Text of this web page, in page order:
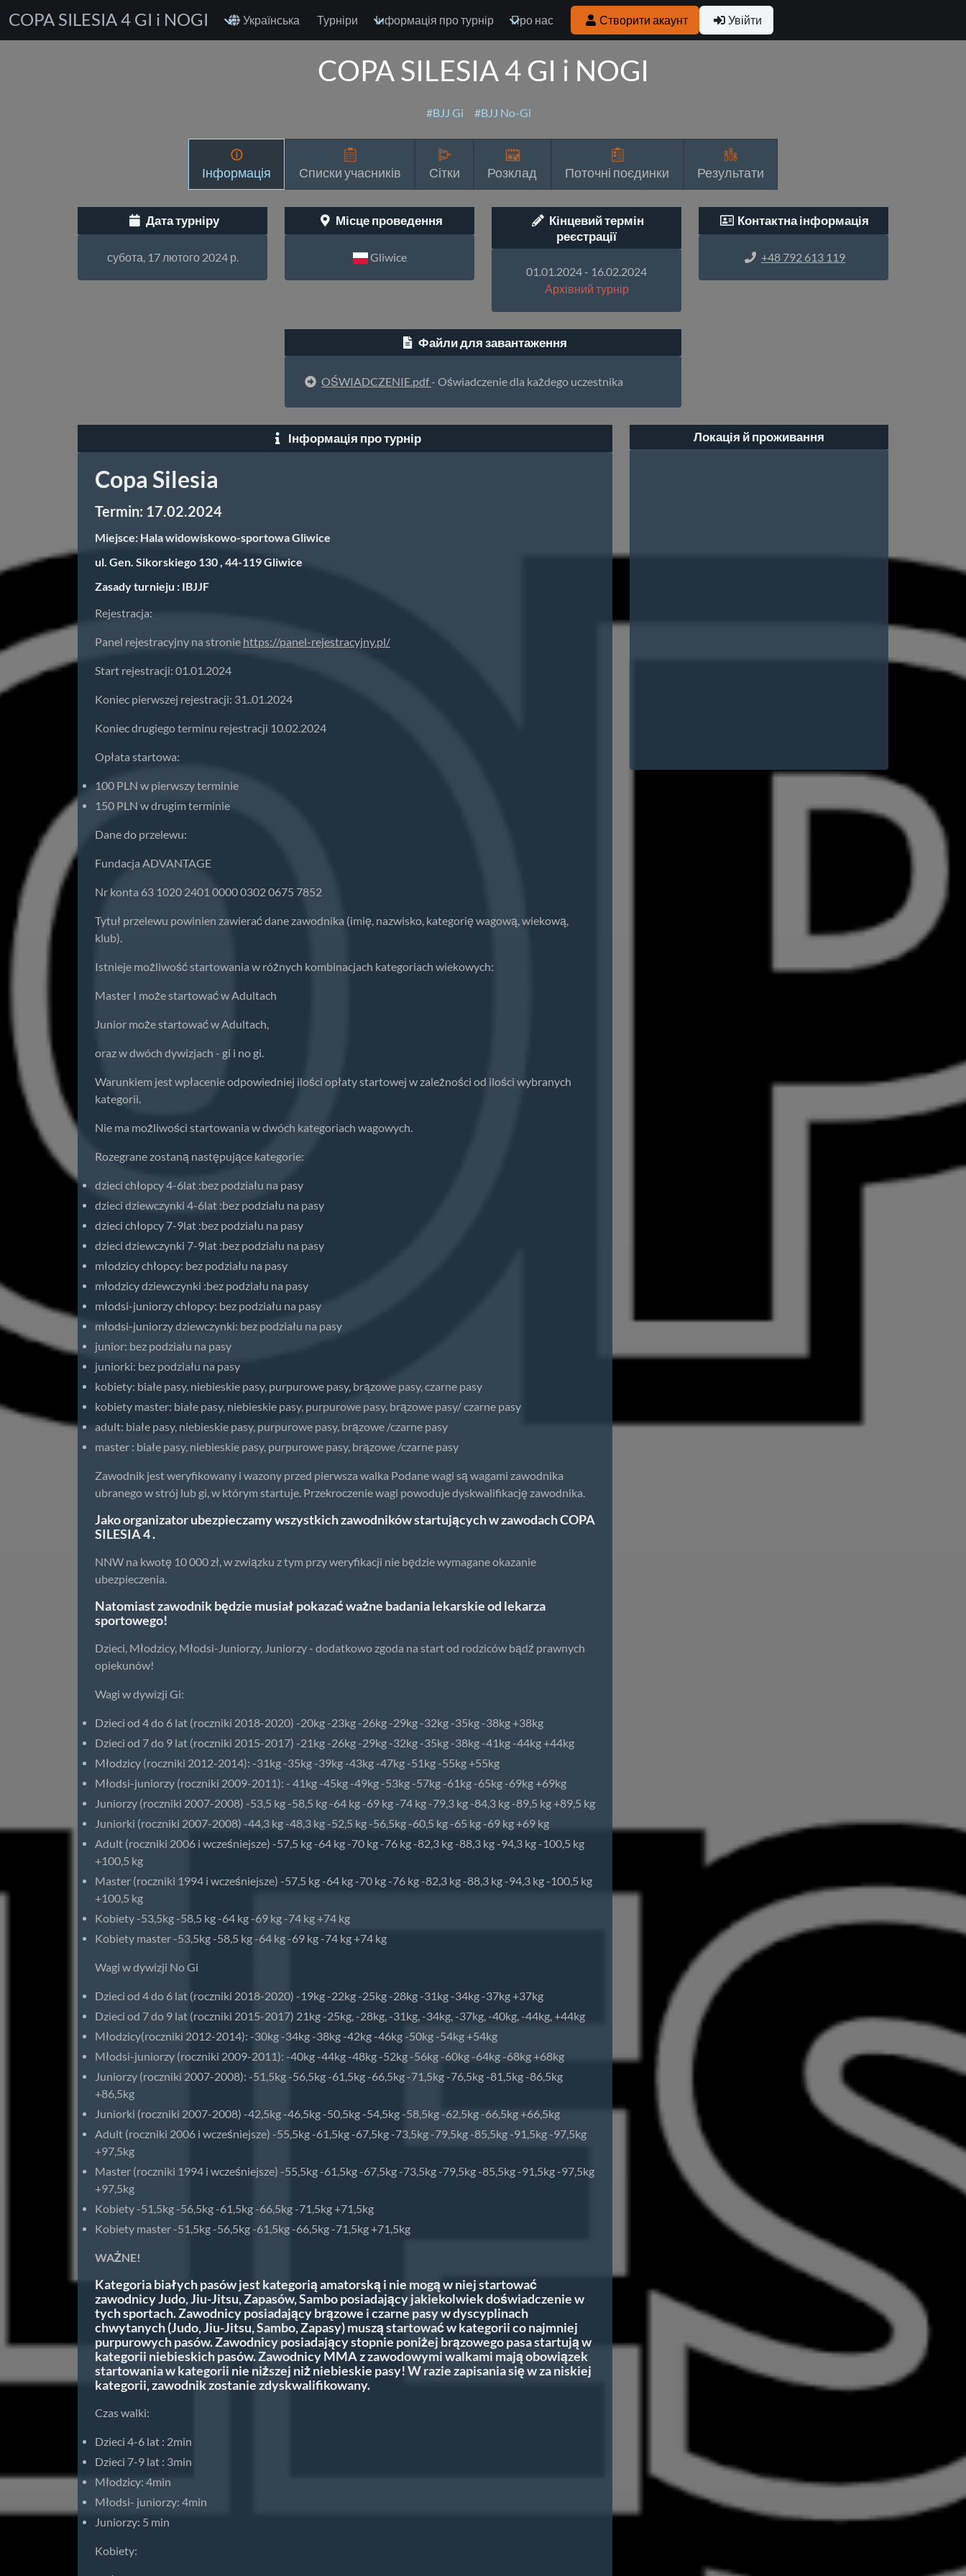
COPA SILESIA 4 GI i NOGI Українська Турніри Інформація про турнір Про нас Створити акаунт Увійти
COPA SILESIA 4 GI i NOGI
#BJJ Gi #BJJ No-Gi
Інформація Списки учасників Сітки Розклад Поточні поєдинки Результати
Дата турніру
субота, 17 лютого 2024 р.
Місце проведення
Gliwice
Кінцевий термін
реєстрації
01.01.2024 - 16.02.2024
Архівний турнір
Контактна інформація
+48 792 613 119
Файли для завантаження
OŚWIADCZENIE.pdf- Oświadczenie dla każdego uczestnika
Інформація про турнір
Copa Silesia
Termin: 17.02.2024
Miejsce: Hala widowiskowo-sportowa Gliwice
ul. Gen. Sikorskiego 130 , 44-119 Gliwice
Zasady turnieju : IBJJF
Rejestracja:
Panel rejestracyjny na stronie https://panel-rejestracyjny.pl/
Start rejestracji: 01.01.2024
Koniec pierwszej rejestracji: 31..01.2024
Koniec drugiego terminu rejestracji 10.02.2024
Opłata startowa:
100 PLN w pierwszy terminie
150 PLN w drugim terminie
Dane do przelewu:
Fundacja ADVANTAGE
Nr konta 63 1020 2401 0000 0302 0675 7852
Tytuł przelewu powinien zawierać dane zawodnika (imię, nazwisko, kategorię wagową, wiekową,
klub).
Istnieje możliwość startowania w różnych kombinacjach kategoriach wiekowych:
Master I może startować w Adultach
Junior może startować w Adultach,
oraz w dwóch dywizjach - gi i no gi.
Warunkiem jest wpłacenie odpowiedniej ilości opłaty startowej w zależności od ilości wybranych
kategorii.
Nie ma możliwości startowania w dwóch kategoriach wagowych.
Rozegrane zostaną następujące kategorie:
dzieci chłopcy 4-6lat :bez podziału na pasy
dzieci dziewczynki 4-6lat :bez podziału na pasy
dzieci chłopcy 7-9lat :bez podziału na pasy
dzieci dziewczynki 7-9lat :bez podziału na pasy
młodzicy chłopcy: bez podziału na pasy
młodzicy dziewczynki :bez podziału na pasy
młodsi-juniorzy chłopcy: bez podziału na pasy
młodsi-juniorzy dziewczynki: bez podziału na pasy
junior: bez podziału na pasy
juniorki: bez podziału na pasy
kobiety: białe pasy, niebieskie pasy, purpurowe pasy, brązowe pasy, czarne pasy
kobiety master: białe pasy, niebieskie pasy, purpurowe pasy, brązowe pasy/ czarne pasy
adult: białe pasy, niebieskie pasy, purpurowe pasy, brązowe /czarne pasy
master : białe pasy, niebieskie pasy, purpurowe pasy, brązowe /czarne pasy
Zawodnik jest weryfikowany i wazony przed pierwsza walka Podane wagi są wagami zawodnika
ubranego w strój lub gi, w którym startuje. Przekroczenie wagi powoduje dyskwalifikację zawodnika.
Jako organizator ubezpieczamy wszystkich zawodników startujących w zawodach COPA
SILESIA 4 .
NNW na kwotę 10 000 zł, w związku z tym przy weryfikacji nie będzie wymagane okazanie
ubezpieczenia.
Natomiast zawodnik będzie musiał pokazać ważne badania lekarskie od lekarza
sportowego!
Dzieci, Młodzicy, Młodsi-Juniorzy, Juniorzy - dodatkowo zgoda na start od rodziców bądź prawnych
opiekunów!
Wagi w dywizji Gi:
Dzieci od 4 do 6 lat (roczniki 2018-2020) -20kg -23kg -26kg -29kg -32kg -35kg -38kg +38kg
Dzieci od 7 do 9 lat (roczniki 2015-2017) -21kg -26kg -29kg -32kg -35kg -38kg -41kg -44kg +44kg
Młodzicy (roczniki 2012-2014): -31kg -35kg -39kg -43kg -47kg -51kg -55kg +55kg
Młodsi-juniorzy (roczniki 2009-2011): - 41kg -45kg -49kg -53kg -57kg -61kg -65kg -69kg +69kg
Juniorzy (roczniki 2007-2008) -53,5 kg -58,5 kg -64 kg -69 kg -74 kg -79,3 kg -84,3 kg -89,5 kg +89,5 kg
Juniorki (roczniki 2007-2008) -44,3 kg -48,3 kg -52,5 kg -56,5kg -60,5 kg -65 kg -69 kg +69 kg
Adult (roczniki 2006 i wcześniejsze) -57,5 kg -64 kg -70 kg -76 kg -82,3 kg -88,3 kg -94,3 kg -100,5 kg
+100,5 kg
Master (roczniki 1994 i wcześniejsze) -57,5 kg -64 kg -70 kg -76 kg -82,3 kg -88,3 kg -94,3 kg -100,5 kg
+100,5 kg
Kobiety -53,5kg -58,5 kg -64 kg -69 kg -74 kg +74 kg
Kobiety master -53,5kg -58,5 kg -64 kg -69 kg -74 kg +74 kg
Wagi w dywizji No Gi
Dzieci od 4 do 6 lat (roczniki 2018-2020) -19kg -22kg -25kg -28kg -31kg -34kg -37kg +37kg
Dzieci od 7 do 9 lat (roczniki 2015-2017) 21kg -25kg, -28kg, -31kg, -34kg, -37kg, -40kg, -44kg, +44kg
Młodzicy(roczniki 2012-2014): -30kg -34kg -38kg -42kg -46kg -50kg -54kg +54kg
Młodsi-juniorzy (roczniki 2009-2011): -40kg -44kg -48kg -52kg -56kg -60kg -64kg -68kg +68kg
Juniorzy (roczniki 2007-2008): -51,5kg -56,5kg -61,5kg -66,5kg -71,5kg -76,5kg -81,5kg -86,5kg
+86,5kg
Juniorki (roczniki 2007-2008) -42,5kg -46,5kg -50,5kg -54,5kg -58,5kg -62,5kg -66,5kg +66,5kg
Adult (roczniki 2006 i wcześniejsze) -55,5kg -61,5kg -67,5kg -73,5kg -79,5kg -85,5kg -91,5kg -97,5kg
+97,5kg
Master (roczniki 1994 i wcześniejsze) -55,5kg -61,5kg -67,5kg -73,5kg -79,5kg -85,5kg -91,5kg -97,5kg
+97,5kg
Kobiety -51,5kg -56,5kg -61,5kg -66,5kg -71,5kg +71,5kg
Kobiety master -51,5kg -56,5kg -61,5kg -66,5kg -71,5kg +71,5kg
WAŻNE!
Kategoria białych pasów jest kategorią amatorską i nie mogą w niej startować
zawodnicy Judo, Jiu-Jitsu, Zapasów, Sambo posiadający jakiekolwiek doświadczenie w
tych sportach. Zawodnicy posiadający brązowe i czarne pasy w dyscyplinach
chwytanych (Judo, Jiu-Jitsu, Sambo, Zapasy) muszą startować w kategorii co najmniej
purpurowych pasów. Zawodnicy posiadający stopnie poniżej brązowego pasa startują w
kategorii niebieskich pasów. Zawodnicy MMA z zawodowymi walkami mają obowiązek
startowania w kategorii nie niższej niż niebieskie pasy! W razie zapisania się w za niskiej
kategorii, zawodnik zostanie zdyskwalifikowany.
Czas walki:
Dzieci 4-6 lat : 2min
Dzieci 7-9 lat : 3min
Młodzicy: 4min
Młodsi- juniorzy: 4min
Juniorzy: 5 min
Kobiety:
Локація й проживання